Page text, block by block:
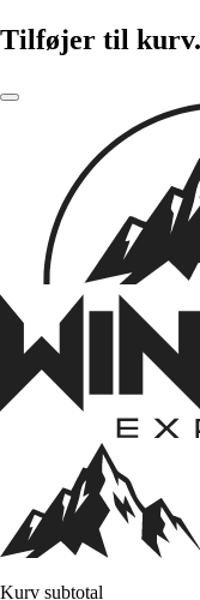
Tilføjer til
Kurv subtotal